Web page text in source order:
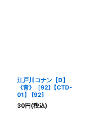
江戸川コナン【D】
《青》［92]【CTD-
01】
[92]
30円(税込)